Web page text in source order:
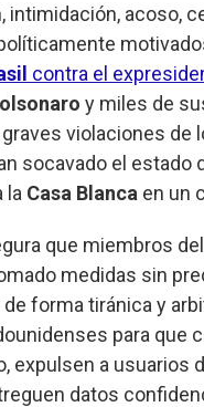
intimidación, acoso,
contra el
y miles de
violaciones de
socavado el estado
la Casa Blanca en un
que miembros
medidas sin
forma tiránica y
para que
expulsen a usuarios
datos